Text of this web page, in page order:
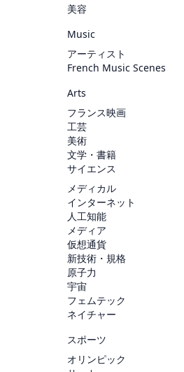
美容
Music
アーティスト
French Music Scenes
Arts
フランス映画
工芸
美術
文学・書籍
サイエンス
メディカル
インターネット
人工知能
メディア
仮想通貨
新技術・規格
原子力
宇宙
フェムテック
ネイチャー
スポーツ
オリンピック